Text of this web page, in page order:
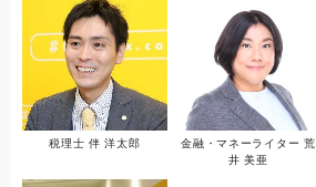
税理士 伴 洋太郎
金融・マネーライター 荒
井 美亜